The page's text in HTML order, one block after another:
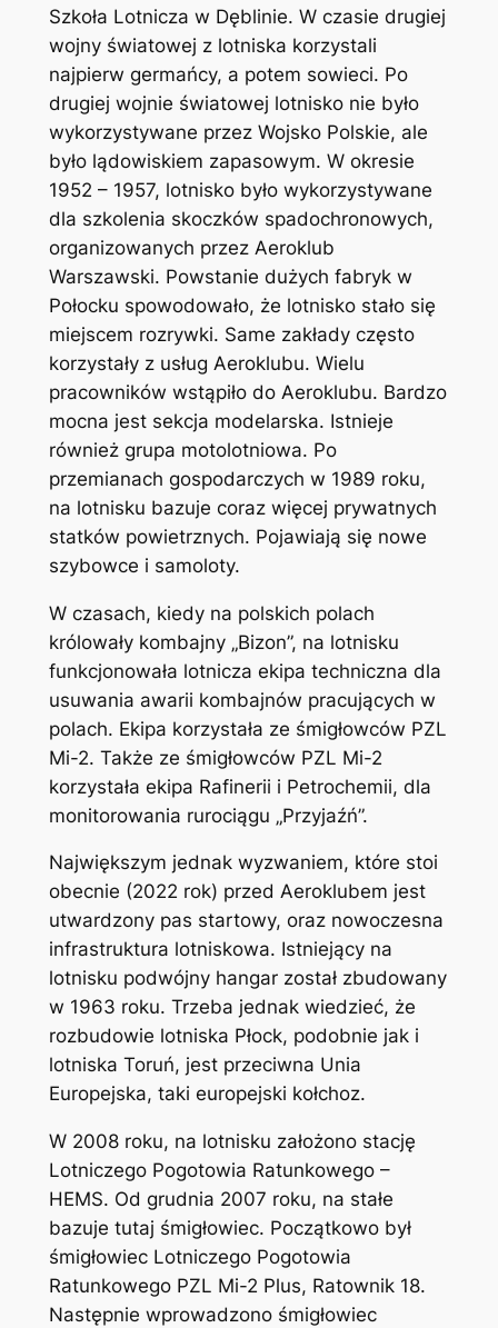
Szkoła Lotnicza w Dęblinie. W czasie drugiej
wojny światowej z lotniska korzystali
najpierw germańcy, a potem sowieci. Po
drugiej wojnie światowej lotnisko nie było
wykorzystywane przez Wojsko Polskie, ale
było lądowiskiem zapasowym. W okresie
1952 – 1957, lotnisko było wykorzystywane
dla szkolenia skoczków spadochronowych,
organizowanych przez Aeroklub
Warszawski. Powstanie dużych fabryk w
Połocku spowodowało, że lotnisko stało się
miejscem rozrywki. Same zakłady często
korzystały z usług Aeroklubu. Wielu
pracowników wstąpiło do Aeroklubu. Bardzo
mocna jest sekcja modelarska. Istnieje
również grupa motolotniowa. Po
przemianach gospodarczych w 1989 roku,
na lotnisku bazuje coraz więcej prywatnych
statków powietrznych. Pojawiają się nowe
szybowce i samoloty.
W czasach, kiedy na polskich polach
królowały kombajny „Bizon”, na lotnisku
funkcjonowała lotnicza ekipa techniczna dla
usuwania awarii kombajnów pracujących w
polach. Ekipa korzystała ze śmigłowców PZL
Mi-2. Także ze śmigłowców PZL Mi-2
korzystała ekipa Rafinerii i Petrochemii, dla
monitorowania rurociągu „Przyjaźń”.
Największym jednak wyzwaniem, które stoi
obecnie (2022 rok) przed Aeroklubem jest
utwardzony pas startowy, oraz nowoczesna
infrastruktura lotniskowa. Istniejący na
lotnisku podwójny hangar został zbudowany
w 1963 roku. Trzeba jednak wiedzieć, że
rozbudowie lotniska Płock, podobnie jak i
lotniska Toruń, jest przeciwna Unia
Europejska, taki europejski kołchoz.
W 2008 roku, na lotnisku założono stację
Lotniczego Pogotowia Ratunkowego –
HEMS. Od grudnia 2007 roku, na stałe
bazuje tutaj śmigłowiec. Początkowo był
śmigłowiec Lotniczego Pogotowia
Ratunkowego PZL Mi-2 Plus, Ratownik 18.
Następnie wprowadzono śmigłowiec